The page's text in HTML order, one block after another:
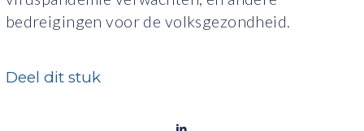
bedreigingen voor de volksgezondheid.
Deel dit stuk